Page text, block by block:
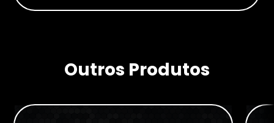
Outros Produtos